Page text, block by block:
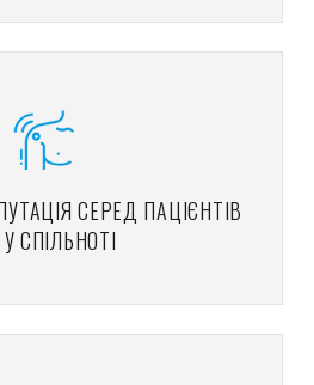
СЕРЕД ПАЦІЄНТІВ
СПІЛЬНОТІ